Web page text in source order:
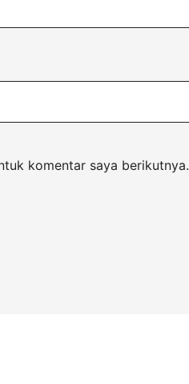
komentar saya berikutnya.